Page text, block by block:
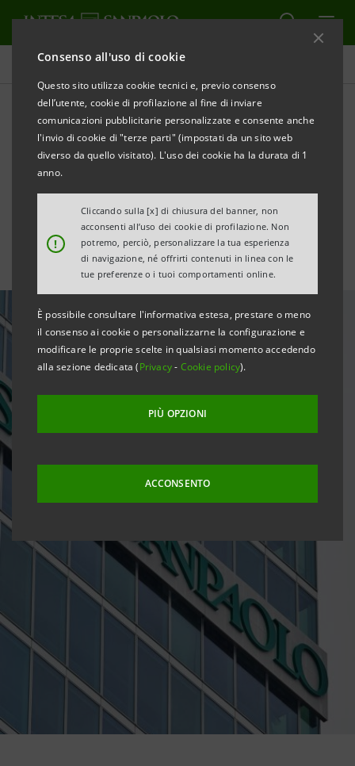
Consenso all'uso di cookie
Questo sito utilizza cookie tecnici e, previo consenso
dell’utente, cookie di profilazione al fine di inviare
comunicazioni pubblicitarie personalizzate e consente anche
l'invio di cookie di "terze parti" (impostati da un sito web
diverso da quello visitato). L'uso dei cookie ha la durata di 1
anno.
!
Cliccando sulla [x] di chiusura del banner, non
acconsenti all’uso dei cookie di profilazione. Non
potremo, perciò, personalizzare la tua esperienza
di navigazione, né offrirti contenuti in linea con le
tue preferenze o i tuoi comportamenti online.
È possibile consultare l'informativa estesa, prestare o meno
il consenso ai cookie o personalizzarne la configurazione e
modificare le proprie scelte in qualsiasi momento accedendo
alla sezione dedicata (Privacy- Cookie policy).
PIÙ OPZIONI
ACCONSENTO
Tutte le news
Total shareholder return:
Intesa Sanpaolo prima
banca dell’Eurozona